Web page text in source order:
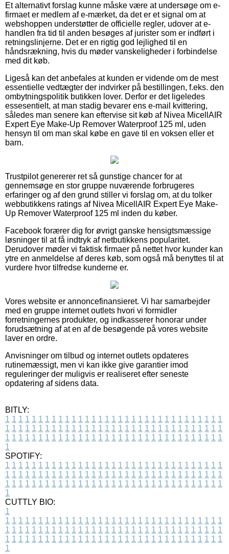
Et alternativt forslag kunne måske være at undersøge om e-
firmaet er medlem af e-mærket, da det er et signal om at
webshoppen understøtter de officielle regler, udover at e-
handlen fra tid til anden besøges af jurister som er indført i
retningslinjerne. Det er en rigtig god lejlighed til en
håndsrækning, hvis du møder vanskeligheder i forbindelse
med dit køb.
Ligeså kan det anbefales at kunden er vidende om de mest
essentielle vedtægter der indvirker på bestillingen, f.eks. den
ombytningspolitik butikken lover. Derfor er det ligeledes
essesentielt, at man stadig bevarer ens e-mail kvittering,
således man senere kan eftervise sit køb af Nivea MicellAIR
Expert Eye Make-Up Remover Waterproof 125 ml, uden
hensyn til om man skal købe en gave til en voksen eller et
barn.
Trustpilot genererer ret så gunstige chancer for at
gennemsøge en stor gruppe nuværende forbrugeres
erfaringer og af den grund stiller vi forslag om, at du tolker
webbutikkens ratings af Nivea MicellAIR Expert Eye Make-
Up Remover Waterproof 125 ml inden du køber.
Facebook forærer dig for øvrigt ganske hensigtsmæssige
løsninger til at få indtryk af netbutikkens popularitet.
Derudover møder vi faktisk firmaer på nettet hvor kunder kan
ytre en anmeldelse af deres køb, som også må benyttes til at
vurdere hvor tilfredse kunderne er.
Vores website er annoncefinansieret. Vi har samarbejder
med en gruppe internet outlets hvori vi formidler
forretningernes produkter, og indkasserer honorar under
forudsætning af at en af de besøgende på vores website
laver en ordre.
Anvisninger om tilbud og internet outlets opdateres
rutinemæssigt, men vi kan ikke give garantier imod
reguleringer der muligvis er realiseret efter seneste
opdatering af sidens data.
BITLY:
1 1 1 1 1 1 1 1 1 1 1 1 1 1 1 1 1 1 1 1 1 1 1 1 1 1 1 1 1 1 1 1 1
1 1 1 1 1 1 1 1 1 1 1 1 1 1 1 1 1 1 1 1 1 1 1 1 1 1 1 1 1 1 1 1 1
1 1 1 1 1 1 1 1 1 1 1 1 1 1 1 1 1 1 1 1 1 1 1 1 1 1 1 1 1 1 1 1 1
1
SPOTIFY:
1 1 1 1 1 1 1 1 1 1 1 1 1 1 1 1 1 1 1 1 1 1 1 1 1 1 1 1 1 1 1 1 1
1 1 1 1 1 1 1 1 1 1 1 1 1 1 1 1 1 1 1 1 1 1 1 1 1 1 1 1 1 1 1 1 1
1 1 1 1 1 1 1 1 1 1 1 1 1 1 1 1 1 1 1 1 1 1 1 1 1 1 1 1 1 1 1 1 1
1
CUTTLY BIO:
1
1 1 1 1 1 1 1 1 1 1 1 1 1 1 1 1 1 1 1 1 1 1 1 1 1 1 1 1 1 1 1 1 1
1 1 1 1 1 1 1 1 1 1 1 1 1 1 1 1 1 1 1 1 1 1 1 1 1 1 1 1 1 1 1 1 1
1 1 1 1 1 1 1 1 1 1 1 1 1 1 1 1 1 1 1 1 1 1 1 1 1 1 1 1 1 1 1 1 1
1